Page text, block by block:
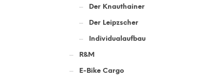
Der Knauthainer
Der Leipzscher
Individualaufbau
R&M
E-Bike Cargo